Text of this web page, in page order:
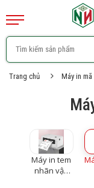
Trang chủ Máy in mã
Máy in tem
nhãn vận